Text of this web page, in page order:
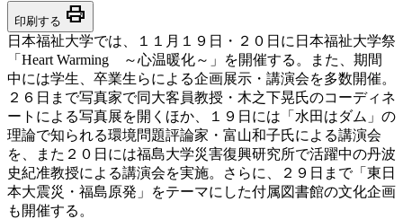
印刷する print
日本福祉大学では、１１月１９日・２０日に日本福祉大学祭
「Heart Warming ～心温暖化～」を開催する。また、期間
中には学生、卒業生らによる企画展示・講演会を多数開催。
２６日まで写真家で同大客員教授・木之下晃氏のコーディネ
ートによる写真展を開くほか、１９日には「水田はダム」の
理論で知られる環境問題評論家・富山和子氏による講演会
を、また２０日には福島大学災害復興研究所で活躍中の丹波
史紀准教授による講演会を実施。さらに、２９日まで「東日
本大震災・福島原発」をテーマにした付属図書館の文化企画
も開催する。